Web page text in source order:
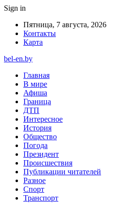
Sign in
Пятница, 7 августа, 2026
Контакты
Карта
bel-en.by
Главная
В мире
Афиша
Граница
ДТП
Интересное
История
Общество
Погода
Президент
Происшествия
Публикации читателей
Разное
Спорт
Транспорт